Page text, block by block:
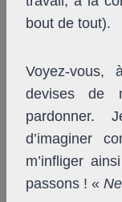
bout de tout).
Voyez-
devises de
pardonner.
d’imaginer
m’infliger
passons ! «